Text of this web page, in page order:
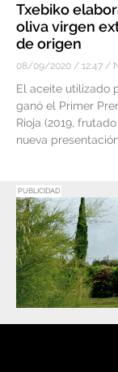
Txebiko
oliva virgen
de origen
08/09/2020 12:47
El aceite utilizado
ganó el Primer
Rioja (2019,
nueva
PUBLICIDAD